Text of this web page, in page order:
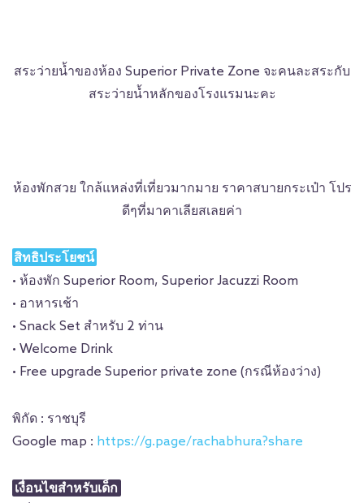
สระว่ายน้ำของห้อง Superior Private Zone จะคนละสระกับ
สระว่ายน้ำหลักของโรงแรมนะคะ
ห้องพักสวย ใกล้แหล่งที่เที่ยวมากมาย ราคาสบายกระเป๋า โปร
ดีๆที่มาคาเลียสเลยค่า
สิทธิประโยชน์
• ห้องพัก Superior Room, Superior Jacuzzi Room
• อาหารเช้า
• Snack Set สำหรับ 2 ท่าน
• Welcome Drink
• Free upgrade Superior private zone (กรณีห้องว่าง)
พิกัด : ราชบุรี
Google map : https://g.page/rachabhura?share
เงื่อนไขสำหรับเด็ก